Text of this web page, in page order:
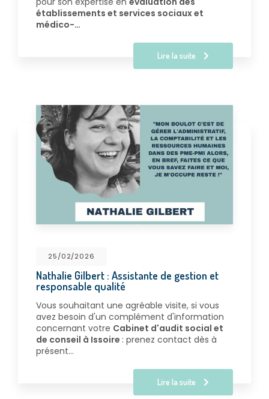
établissements et services sociaux et
médico-…
Lire la suite
25/02/2026
Nathalie Gilbert : Assistante de gestion et
responsable qualité
Vous souhaitant une agréable visite, si vous
avez besoin d'un complément d'information
concernant votre Cabinet d'audit social et
de conseil à Issoire : prenez contact dès à
présent…
Lire la suite